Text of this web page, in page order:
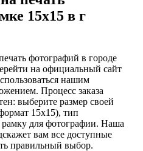
15х15 в г
фотографий в городе
на официальный сайт
нашим
Процесс заказа
выберите размер своей
15х15), тип
для фотографии. Наша
вам все доступные
правильный выбор.